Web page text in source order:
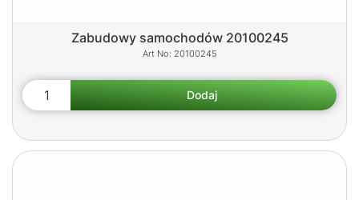
Zabudowy samochodów 20100245
20100245